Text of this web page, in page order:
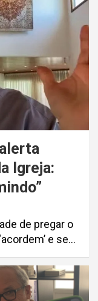
Igreja:
de pregar o
e se…